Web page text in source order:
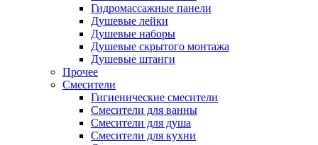
Гидромассажные панели
Душевые лейки
Душевые наборы
Душевые скрытого монтажа
Душевые штанги
Прочее
Смесители
Гигиенические смесители
Смесители для ванны
Смесители для душа
Смесители для кухни